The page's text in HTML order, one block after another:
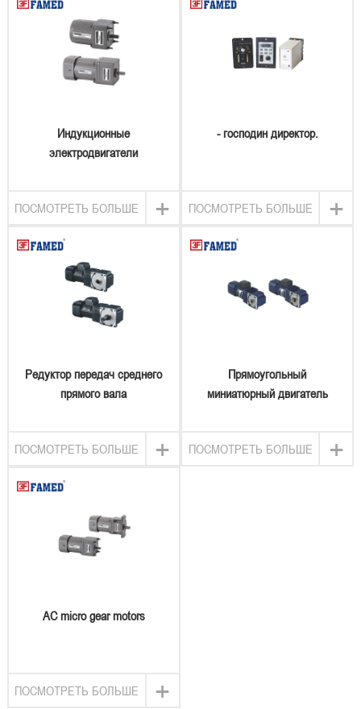
Индукционные
электродвигатели
+
ПОСМОТРЕТЬ БОЛЬШЕ
- господин директор.
+
ПОСМОТРЕТЬ БОЛЬШЕ
Редуктор передач среднего
прямого вала
+
ПОСМОТРЕТЬ БОЛЬШЕ
Прямоугольный
миниатюрный двигатель
+
ПОСМОТРЕТЬ БОЛЬШЕ
AC micro gear motors
+
ПОСМОТРЕТЬ БОЛЬШЕ